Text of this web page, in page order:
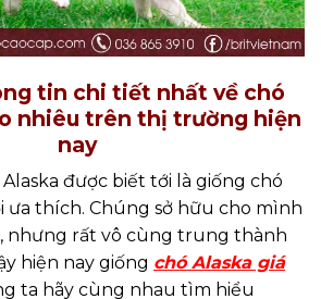
tin chi tiết nhất về chó
nhiêu trên thị trường hiện
nay
Alaska được biết tới là giống chó
ưa thích. Chúng sở hữu cho mình
nhưng rất vô cùng trung thành
hiện nay giống chó Alaska giá
ta hãy cùng nhau tìm hiểu